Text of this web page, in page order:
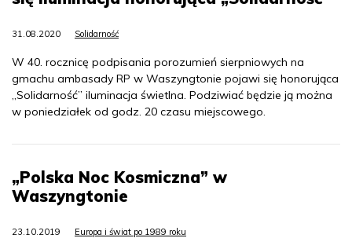
31.08.2020 Solidarność
W 40. rocznicę podpisania porozumień sierpniowych na
gmachu ambasady RP w Waszyngtonie pojawi się honorująca
„Solidarność” iluminacja świetlna. Podziwiać będzie ją można
w poniedziałek od godz. 20 czasu miejscowego.
„Polska Noc Kosmiczna” w
Waszyngtonie
23.10.2019 Europa i świat po 1989 roku